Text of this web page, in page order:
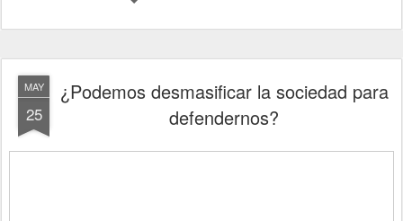
MAY
25
¿Podemos desmasificar la sociedad para
defendernos?